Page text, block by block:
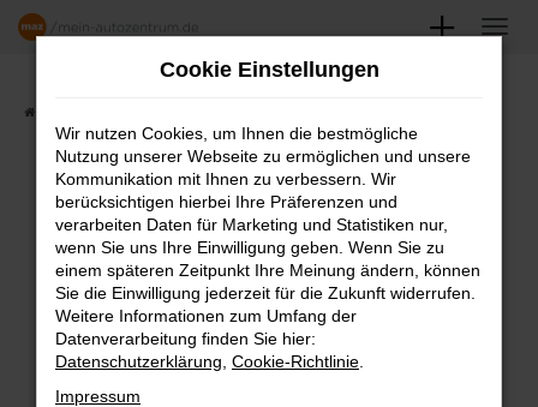
Zum
FAHRZEUGSHOWROOM
Fehler: Network Error
Beim Laden ist ein Fehler aufgetreten.
Hier sind ein paar Tipps, die dir helfen können:
Cookie Einstellungen
Wir nutzen Cookies, um Ihnen die bestmögliche
Nutzung unserer Webseite zu ermöglichen und unsere
Kommunikation mit Ihnen zu verbessern. Wir
berücksichtigen hierbei Ihre Präferenzen und
verarbeiten Daten für Marketing und Statistiken nur,
wenn Sie uns Ihre Einwilligung geben. Wenn Sie zu
einem späteren Zeitpunkt Ihre Meinung ändern, können
Sie die Einwilligung jederzeit für die Zukunft widerrufen.
Weitere Informationen zum Umfang der
Datenverarbeitung finden Sie hier:
Datenschutzerklärung Cookie-Richtlinie
Impressum